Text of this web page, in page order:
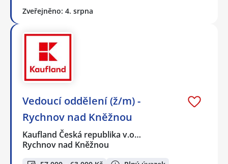
Zveřejněno: 4. srpna
Vedoucí oddělení (ž/m) -
Rychnov nad Kněžnou
Kaufland Česká republika v.o…
Rychnov nad Kněžnou